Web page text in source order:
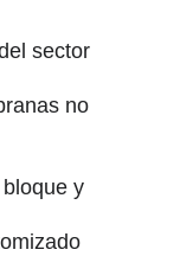
sector
no
y